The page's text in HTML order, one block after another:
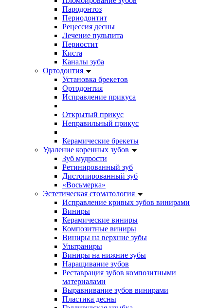
Пародонтоз
Периодонтит
Рецессия десны
Лечение пульпита
Периостит
Киста
Каналы зуба
Ортодонтия
Установка брекетов
Ортодонтия
Исправление прикуса
Открытый прикус
Неправильный прикус
Керамические брекеты
Удаление коренных зубов
Зуб мудрости
Ретинированный зуб
Дистопированный зуб
«Восьмерка»
Эстетическая стоматология
Исправление кривых зубов винирами
Виниры
Керамические виниры
Композитные виниры
Виниры на верхние зубы
Ультраниры
Виниры на нижние зубы
Наращивание зубов
Реставрация зубов композитными
материалами
Выравнивание зубов винирами
Пластика десны